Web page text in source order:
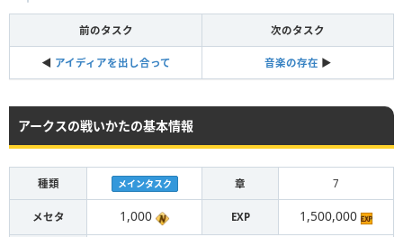
前のタスク 次のタスク
◀︎ アイディアを出し合って 音楽の存在 ▶︎
アークスの戦いかたの基本情報
種類 メインタスク 章 7
メセタ 1,000 EXP 1,500,000